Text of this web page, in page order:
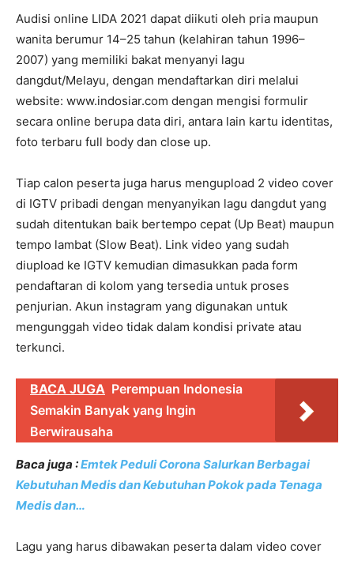
Audisi online LIDA 2021 dapat diikuti oleh pria maupun
wanita berumur 14–25 tahun (kelahiran tahun 1996–
2007) yang memiliki bakat menyanyi lagu
dangdut/Melayu, dengan mendaftarkan diri melalui
website: www.indosiar.com dengan mengisi formulir
secara online berupa data diri, antara lain kartu identitas,
foto terbaru full body dan close up.
Tiap calon peserta juga harus mengupload 2 video cover
di IGTV pribadi dengan menyanyikan lagu dangdut yang
sudah ditentukan baik bertempo cepat (Up Beat) maupun
tempo lambat (Slow Beat). Link video yang sudah
diupload ke IGTV kemudian dimasukkan pada form
pendaftaran di kolom yang tersedia untuk proses
penjurian. Akun instagram yang digunakan untuk
mengunggah video tidak dalam kondisi private atau
terkunci.
BACA JUGA Perempuan Indonesia
Semakin Banyak yang Ingin
Berwirausaha
Baca juga :Emtek Peduli Corona Salurkan Berbagai
Kebutuhan Medis dan Kebutuhan Pokok pada Tenaga
Medis dan…
Lagu yang harus dibawakan peserta dalam video cover